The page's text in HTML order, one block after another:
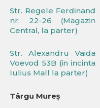
Str. Regele Ferdinand
nr. 22-26 (Magazin
Central, la parter)
Str. Alexandru Vaida
Voevod 53B (in incinta
Iulius Mall la parter)
Târgu Mureș